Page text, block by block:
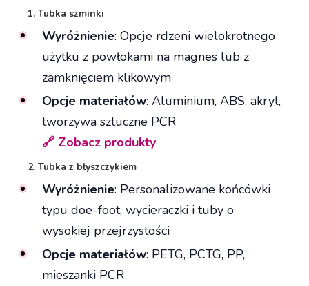
1. Tubka szminki
Wyróżnienie: Opcje rdzeni wielokrotnego
użytku z powłokami na magnes lub z
zamknięciem klikowym
Opcje materiałów: Aluminium, ABS, akryl,
tworzywa sztuczne PCR
🔗 Zobacz produkty
2. Tubka z błyszczykiem
Wyróżnienie: Personalizowane końcówki
typu doe-foot, wycieraczki i tuby o
wysokiej przejrzystości
Opcje materiałów: PETG, PCTG, PP,
mieszanki PCR